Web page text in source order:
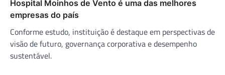
Hospital Moinhos de Vento é uma das melhores
empresas do país
Conforme estudo, instituição é destaque em perspectivas de
visão de futuro, governança corporativa e desempenho
sustentável.